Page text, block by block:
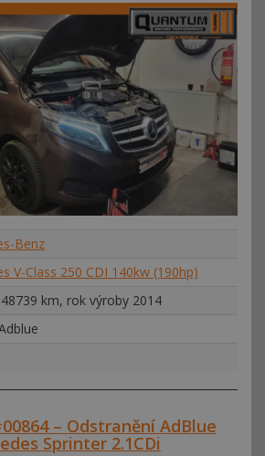
Benz
V-Class 250 CDI 140kw (190hp)
km, rok výroby 2014
– Odstranění AdBlue
Sprinter 2.1CDi